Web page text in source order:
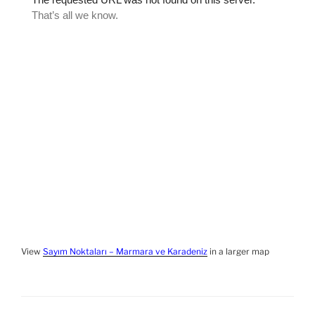
View Sayım Noktaları – Marmara ve Karadeniz in a larger map